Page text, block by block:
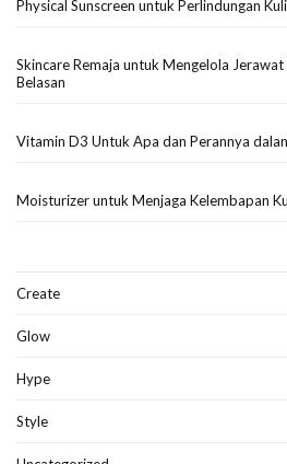
Physical Sunscreen untuk Perlindungan
Skincare Remaja untuk Mengelola
Belasan
Vitamin D3 Untuk Apa dan Perannya
Moisturizer untuk Menjaga Kelembapan
Create
Glow
Hype
Style